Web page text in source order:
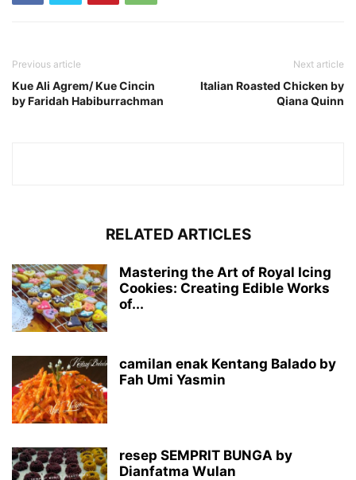
Previous article
Kue Ali Agrem/ Kue Cincin
by Faridah Habiburrachman
Next article
Italian Roasted Chicken by
Qiana Quinn
RELATED ARTICLES
Mastering the Art of Royal Icing
Cookies: Creating Edible Works
of...
camilan enak Kentang Balado by
Fah Umi Yasmin
resep SEMPRIT BUNGA by
Dianfatma Wulan